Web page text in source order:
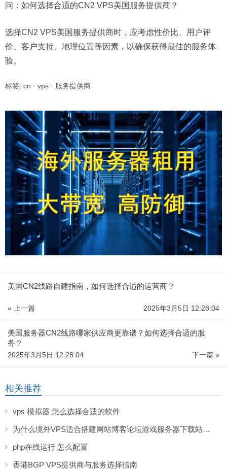
问： 如何选择合适的CN2 VPS美国服务提供商？
选择CN2 VPS美国服务提供商时，应考虑性价比、用户评
价、客户支持、地理位置等因素，以确保获得最佳的服务体
验。
标签: cn · vps · 服务提供商
美国CN2线路自建指南，如何选择合适的运营商？
« 上一篇 2025年3月5日 12:28:04
美国服务器CN2线路哪家供应商更靠谱？如何选择合适的服
务？
下一篇 »
2025年3月5日 12:28:04
相关推荐
vps 模拟器 怎么选择合适的软件
php在线运行 怎么配置
香港BGP VPS提供商与服务选择指南